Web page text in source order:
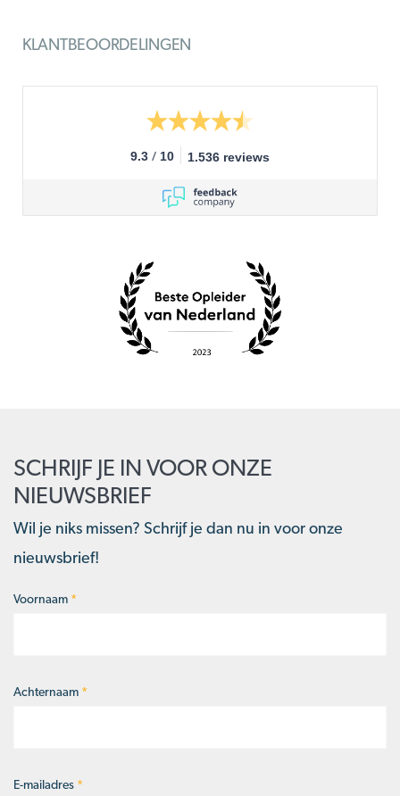
KLANTBEOORDELINGEN
9.3 / 10 1.536 reviews
SCHRIJF JE IN VOOR ONZE
NIEUWSBRIEF
Wil je niks missen? Schrijf je dan nu in voor onze
nieuwsbrief!
Naam*
Voornaam *
Achternaam *
E-mailadres *